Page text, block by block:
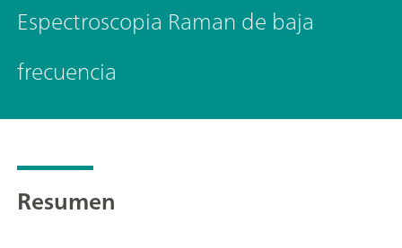
Espectroscopia Raman de baja
frecuencia
Resumen